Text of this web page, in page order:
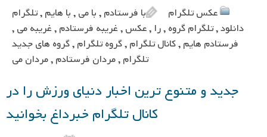
عکس تلگرام با فرستادم,با می,با هایم,تلگرام
دانلود,تلگرام گروه,را, عکس,غریبه فرستادم,غریبه می,
فرستادم هایم,کانال تلگرام,گروه تلگرام,گروه های جدید
تلگرام,مردان فرستادم,مردان می
جدید و متنوع ترین اخبار دنیای ورزش را در
کانال تلگرام خبرداغ بخوانید